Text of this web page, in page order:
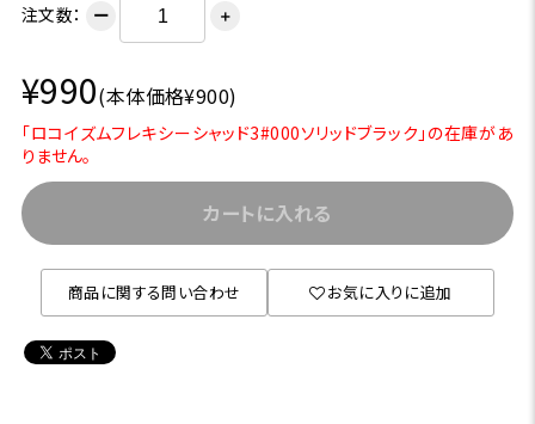
注文数： ー ＋
¥990(本体価格¥900)
「ロコイズムフレキシーシャッド3#000ソリッドブラック」の在庫があ
りません。
カートに入れる
商品に関する問い合わせ お気に入りに追加